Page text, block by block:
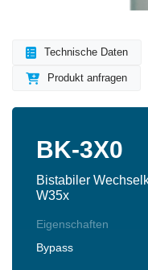
Technische Daten
Produkt anfragen
BK-3X0
Bistabiler
W35x
Eigenschaften
Bypass